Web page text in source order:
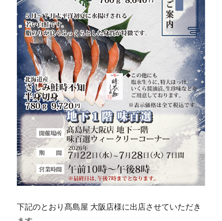
下記のとおり髙島屋 大阪店様に出店させていただき